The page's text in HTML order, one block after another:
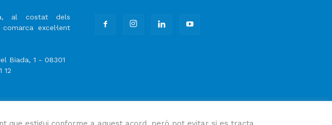
al costat dels
excel·lent
Biada, 1 - 08301
12